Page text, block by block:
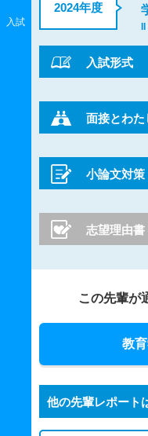
入試
2024年度
入試形式
面接とわた
小論文対策
志望理由書
この先輩が
教
他の先輩レポート